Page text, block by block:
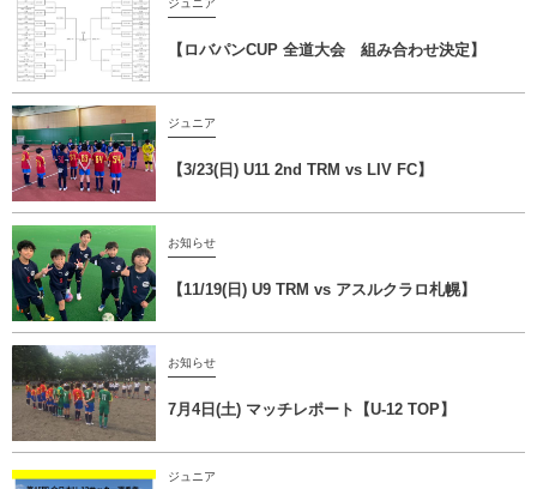
ジュニア
【ロバパンCUP 全道大会 組み合わせ決定】
ジュニア
【3/23(日) U11 2nd TRM vs LIV FC】
お知らせ
【11/19(日) U9 TRM vs アスルクラロ札幌】
お知らせ
7月4日(土) マッチレポート【U-12 TOP】
ジュニア